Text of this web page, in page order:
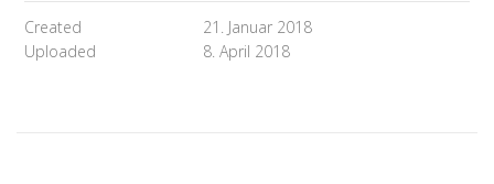
Created
21. Januar 2018
Uploaded
8. April 2018